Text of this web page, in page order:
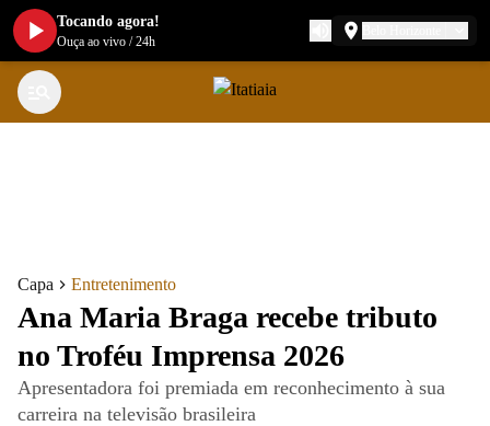
Capa Entretenimento
Ana Maria Braga recebe tributo
no Troféu Imprensa 2026
Apresentadora foi premiada em reconhecimento à sua
carreira na televisão brasileira
Tocando agora!
Ouça ao vivo /24h